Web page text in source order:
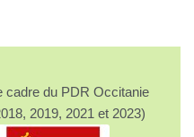
cadre du PDR Occitanie
2019, 2021 et 2023)